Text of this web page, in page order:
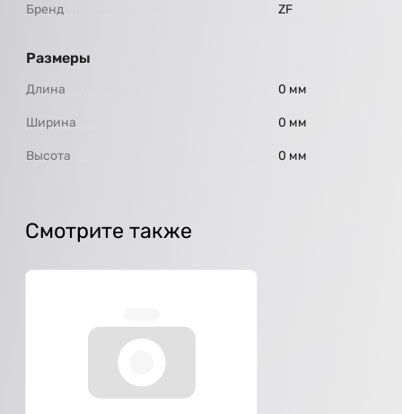
Бренд ZF
Размеры
Длина 0 мм
Ширина 0 мм
Высота 0 мм
Смотрите также